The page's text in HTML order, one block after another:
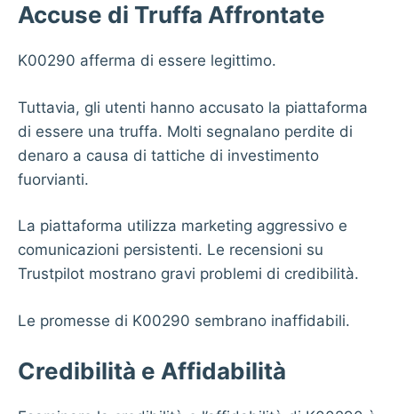
Accuse di Truffa Affrontate
K00290 afferma di essere legittimo.
Tuttavia, gli utenti hanno accusato la piattaforma
di essere una truffa. Molti segnalano perdite di
denaro a causa di tattiche di investimento
fuorvianti.
La piattaforma utilizza marketing aggressivo e
comunicazioni persistenti. Le recensioni su
Trustpilot mostrano gravi problemi di credibilità.
Le promesse di K00290 sembrano inaffidabili.
Credibilità e Affidabilità